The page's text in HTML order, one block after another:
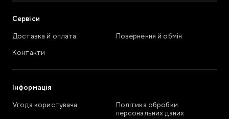
Сервіси
Доставка й оплата
Повернення й обмін
Контакти
Інформація
Угода користувача
Політика обробки
персональних даних